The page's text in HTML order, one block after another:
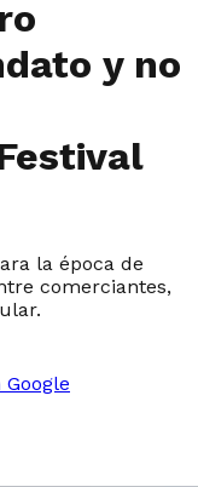
y no
la época de
comerciantes,